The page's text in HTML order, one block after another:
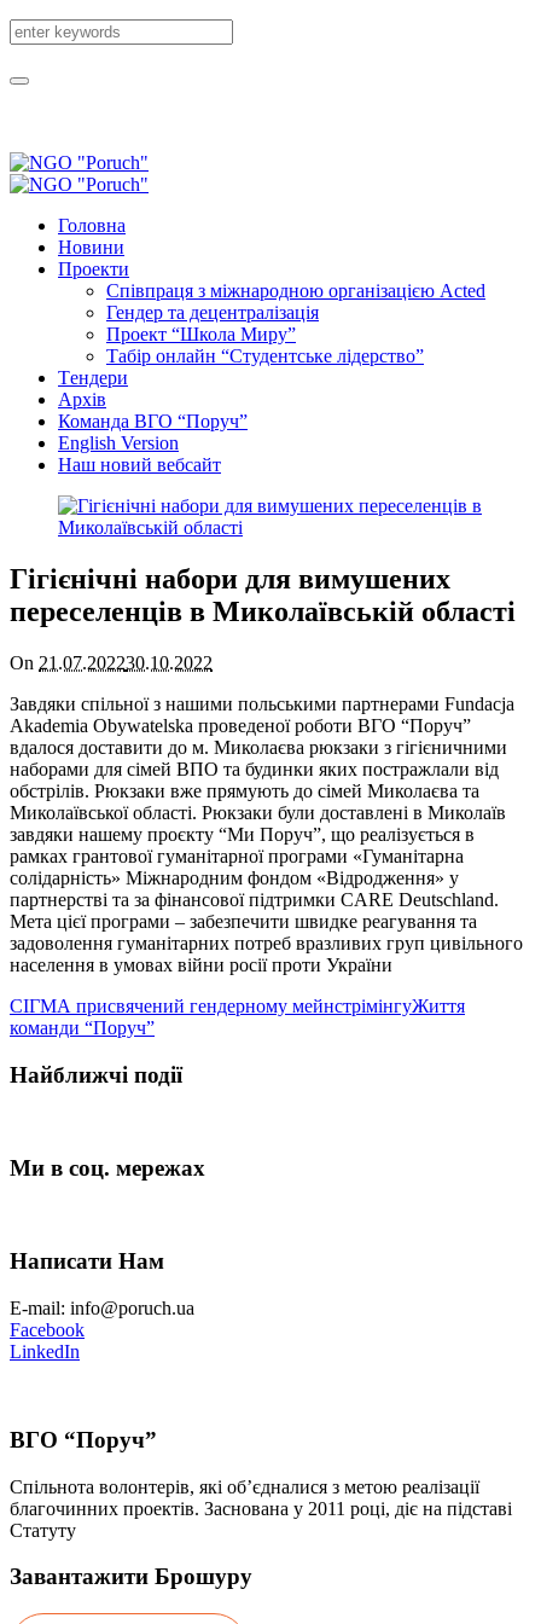
Головна
Новини
Проекти
Співпраця з міжнародною організацією Acted
Гендер та децентралізація
Проект “Школа Миру”
Табір онлайн “Студентське лідерство”
Tендери
Архів
Команда ВГО “Поруч”
English Version
Наш новий вебсайт
Гігієнічні набори для вимушених
переселенців в Миколаївській області
On 21.07.202230.10.2022
Завдяки спільної з нашими польськими партнерами Fundacja
Akademia Obywatelska проведеної роботи ВГО “Поруч”
вдалося доставити до м. Миколаєва рюкзаки з гігієничними
наборами для сімей ВПО та будинки яких постражлали від
обстрілів. Рюкзаки вже прямують до сімей Миколаєва та
Миколаївської області. Рюкзаки були доставлені в Миколаїв
завдяки нашему проєкту “Ми Поруч”, що реалізується в
рамках грантової гуманітарної програми «Гуманітарна
солідарність» Міжнародним фондом «Відродження» у
партнерстві та за фінансової підтримки CARE Deutschland.
Мета цієї програми – забезпечити швидке реагування та
задоволення гуманітарних потреб вразливих груп цивільного
населення в умовах війни росії проти України
СІГМА присвячений гендерному мейнстрімінгуЖиття
команди “Поруч”
Найближчі події
Ми в соц. мережах
Написати Нам
E-mail: info@poruch.ua
Facebook
LinkedIn
ВГО “Поруч”
Спільнота волонтерів, які об’єдналися з метою реалізації
благочинних проектів. Заснована у 2011 році, діє на підставі
Статуту
Завантажити Брошуру